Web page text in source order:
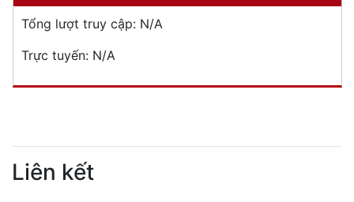
Tổng lượt truy cập: N/A
Trực tuyến: N/A
Liên kết